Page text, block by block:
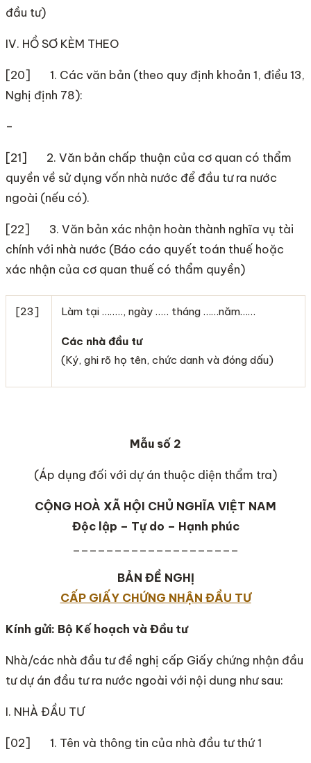
đầu tư)
IV. HỒ SƠ KÈM THEO
[20] 1. Các văn bản (theo quy định khoản 1, điều 13,
Nghị định 78):
–
[21] 2. Văn bản chấp thuận của cơ quan có thẩm
quyền về sử dụng vốn nhà nước để đầu tư ra nước
ngoài (nếu có).
[22] 3. Văn bản xác nhận hoàn thành nghĩa vụ tài
chính với nhà nước (Báo cáo quyết toán thuế hoặc
xác nhận của cơ quan thuế có thẩm quyền)
[23] Làm tại …….., ngày ….. tháng ……năm……
Các nhà đầu tư
(Ký, ghi rõ họ tên, chức danh và đóng dấu)
Mẫu số 2
(Áp dụng đối với dự án thuộc diện thẩm tra)
CỘNG HOÀ XÃ HỘI CHỦ NGHĨA VIỆT NAM
Độc lập – Tự do – Hạnh phúc
BẢN ĐỀ NGHỊ
CẤP GIẤY CHỨNG NHẬN ĐẦU TƯ
Kính gửi: Bộ Kế hoạch và Đầu tư
Nhà/các nhà đầu tư đề nghị cấp Giấy chứng nhận đầu
tư dự án đầu tư ra nước ngoài với nội dung như sau:
I. NHÀ ĐẦU TƯ
[02] 1. Tên và thông tin của nhà đầu tư thứ 1